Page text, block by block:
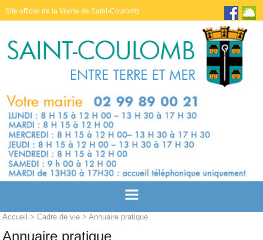
Site officiel de la Mairie de Saint-Coulomb
Accueil >Cadre de vie > Annuaire pratique
Annuaire pratique